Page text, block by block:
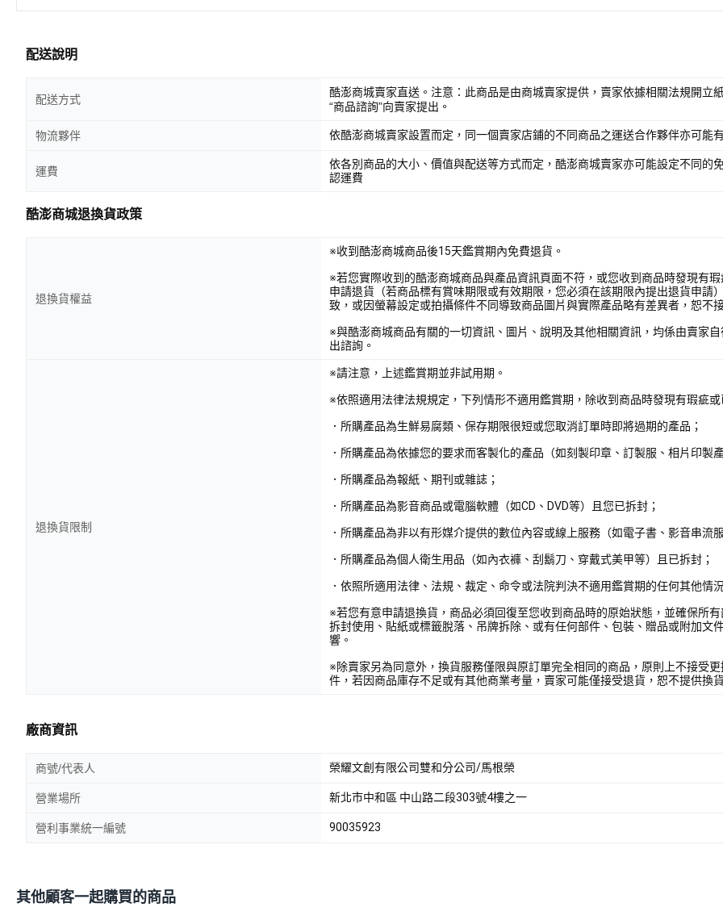
配送說明
配送方式
酷澎商城賣家直送。注意：此商品是由商城賣家提供，賣家依據相關法規開
“商品諮詢”向賣家提出。
物流夥伴 依酷澎商城賣家設置而定，同一個賣家店鋪的不同商品之運送合作夥伴亦可能
運費
依各別商品的大小、價值與配送等方式而定，酷澎商城賣家亦可能設定不同的
認運費
酷澎商城退換貨政策
退換貨權益
※收到酷澎商城商品後15天鑑賞期內免費退貨。
※若您實際收到的酷澎商城商品與產品資訊頁面不符，或您收到商品時發現有
申請退貨（若商品標有賞味期限或有效期限，您必須在該期限內提出退貨申
致，或因螢幕設定或拍攝條件不同導致商品圖片與實際產品略有差異者，恕不
※與酷澎商城商品有關的一切資訊、圖片、說明及其他相關資訊，均係由賣家
出諮詢。
退換貨限制
※請注意，上述鑑賞期並非試用期。
※依照適用法律法規規定，下列情形不適用鑑賞期，除收到商品時發現有瑕疵
．所購產品為生鮮易腐類、保存期限很短或您取消訂單時即將過期的產品；
．所購產品為依據您的要求而客製化的產品（如刻製印章、訂製服、相片印製
．所購產品為報紙、期刊或雜誌；
．所購產品為影音商品或電腦軟體（如CD、DVD等）且您已拆封；
．所購產品為非以有形媒介提供的數位內容或線上服務（如電子書、影音串
．所購產品為個人衛生用品（如內衣褲、刮鬍刀、穿戴式美甲等）且已拆封；
．依照所適用法律、法規、裁定、命令或法院判決不適用鑑賞期的任何其他情
※若您有意申請退換貨，商品必須回復至您收到商品時的原始狀態，並確保所
拆封使用、貼紙或標籤脫落、吊牌拆除、或有任何部件、包裝、贈品或附加文
響。
※除賣家另為同意外，換貨服務僅限與原訂單完全相同的商品，原則上不接受
件，若因商品庫存不足或有其他商業考量，賣家可能僅接受退貨，恕不提供換
廠商資訊
商號/代表人 榮耀文創有限公司雙和分公司/馬根榮
營業場所 新北市中和區 中山路二段303號4樓之一
營利事業統一編號 90035923
其他顧客一起購買的商品